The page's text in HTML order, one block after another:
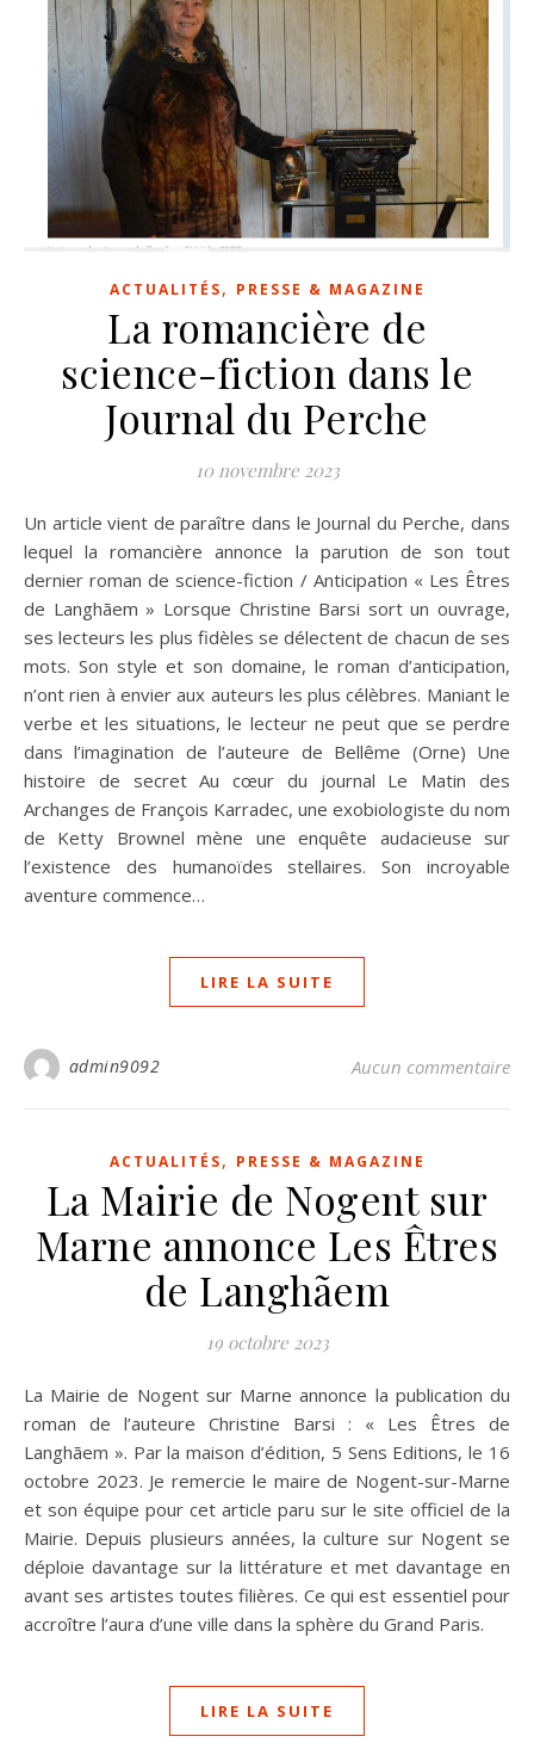
ACTUALITÉS, PRESSE & MAGAZINE
La romancière de
science-fiction dans le
Journal du Perche
10 novembre 2023
Un article vient de paraître dans le Journal du Perche, dans
lequel la romancière annonce la parution de son tout
dernier roman de science-fiction / Anticipation « Les Êtres
de Langhãem » Lorsque Christine Barsi sort un ouvrage,
ses lecteurs les plus fidèles se délectent de chacun de ses
mots. Son style et son domaine, le roman d’anticipation,
n’ont rien à envier aux auteurs les plus célèbres. Maniant le
verbe et les situations, le lecteur ne peut que se perdre
dans l’imagination de l’auteure de Bellême (Orne) Une
histoire de secret Au cœur du journal Le Matin des
Archanges de François Karradec, une exobiologiste du nom
de Ketty Brownel mène une enquête audacieuse sur
l’existence des humanoïdes stellaires. Son incroyable
aventure commence…
LIRE LA SUITE
admin9092 Aucun commentaire
ACTUALITÉS, PRESSE & MAGAZINE
La Mairie de Nogent sur
Marne annonce Les Êtres
de Langhãem
19 octobre 2023
La Mairie de Nogent sur Marne annonce la publication du
roman de l’auteure Christine Barsi : « Les Êtres de
Langhãem ». Par la maison d’édition, 5 Sens Editions, le 16
octobre 2023. Je remercie le maire de Nogent-sur-Marne
et son équipe pour cet article paru sur le site officiel de la
Mairie. Depuis plusieurs années, la culture sur Nogent se
déploie davantage sur la littérature et met davantage en
avant ses artistes toutes filières. Ce qui est essentiel pour
accroître l’aura d’une ville dans la sphère du Grand Paris.
LIRE LA SUITE